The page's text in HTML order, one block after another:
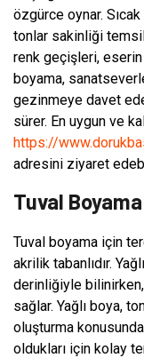
özgürce oynar.
tonlar sakinliği
renk geçişleri, eserin
boyama,
gezinmeye davet
sürer. En uygun ve
https://
adresini ziyaret
Tuval
Tuval boyama için
akrilik tabanlıdır.
derinliğiyle
sağlar. Yağlı boya,
oluşturma
oldukları için kolay